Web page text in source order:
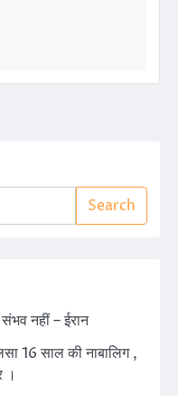
Search
संभव नहीं – ईरान
16 साल की नाबालिग ,
।